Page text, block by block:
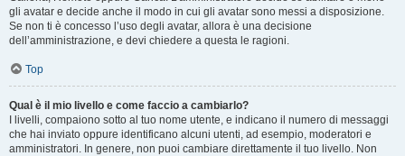
gli avatar e decide anche il modo in cui gli avatar sono messi a disposizione.
Se non ti è concesso l’uso degli avatar, allora è una decisione
dell’amministrazione, e devi chiedere a questa le ragioni.
Top
Qual è il mio livello e come faccio a cambiarlo?
I livelli, compaiono sotto al tuo nome utente, e indicano il numero di messaggi
che hai inviato oppure identificano alcuni utenti, ad esempio, moderatori e
amministratori. In genere, non puoi cambiare direttamente il tuo livello. Non